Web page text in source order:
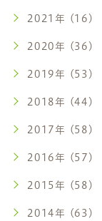
2021年 (16)
2020年 (36)
2019年 (53)
2018年 (44)
2017年 (58)
2016年 (57)
2015年 (58)
2014年 (63)